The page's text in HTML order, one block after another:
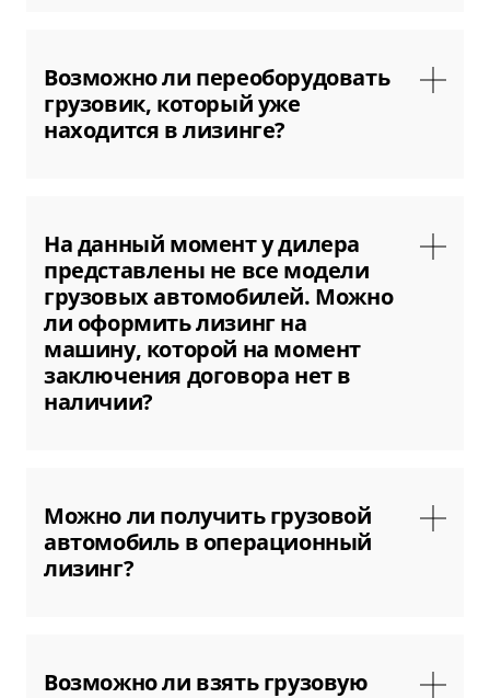
случае мы выкупаем переоборудованный
грузовой автомобиль и передаем его клиенту в
лизинг.
Возможно ли переоборудовать
грузовик, который уже
находится в лизинге?
На данный момент у дилера
представлены не все модели
грузовых автомобилей. Можно
ли оформить лизинг на
машину, которой на момент
заключения договора нет в
наличии?
случае лизинговая компания авансирует
поставщика под заказ нужной вам модели.
Уточняйте у менеджеров ООО «Бизнес Кар
Можно ли получить грузовой
автомобиль в операционный
лизинг?
машины и коммерческую технику массой до 3,5
Возможно ли взять грузовую